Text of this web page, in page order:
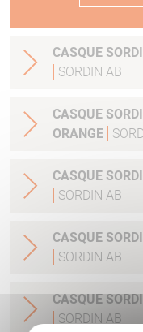
CASQUE
SORDIN AB
CASQUE
ORANGE
CASQUE
SORDIN AB
CASQUE
SORDIN AB
CASQUE
SORDIN AB